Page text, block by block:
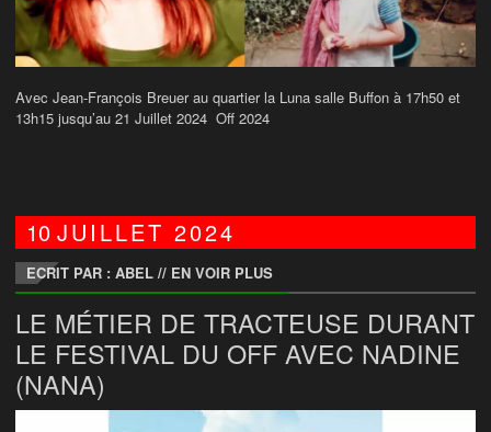
Avec Jean-François Breuer au quartier la Luna salle Buffon à 17h50 et
13h15 jusqu’au 21 Juillet 2024 Off 2024
10JUILLET2024
ECRIT PAR : ABEL // EN VOIR PLUS
LE MÉTIER DE TRACTEUSE DURANT
LE FESTIVAL DU OFF AVEC NADINE
(NANA)